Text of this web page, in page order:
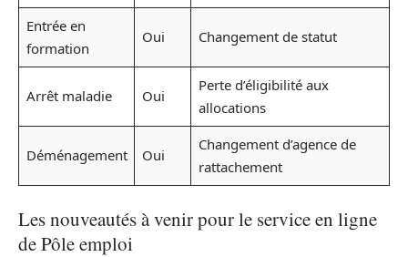
Entrée en
formation
Oui Changement de statut
Arrêt maladie Oui
Perte d’éligibilité aux
allocations
Déménagement Oui
Changement d’agence de
rattachement
Les nouveautés à venir pour le service en ligne
de Pôle emploi